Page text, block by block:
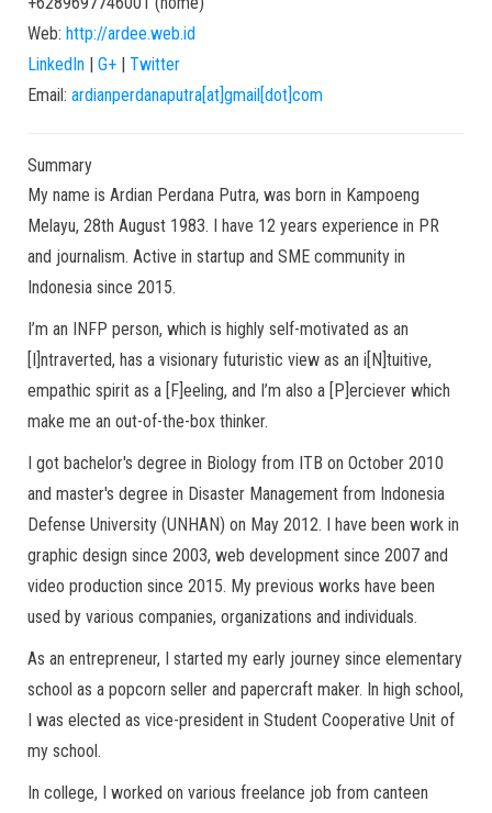
Web: http://ardee.web.id
LinkedIn | G+ | Twitter
Email: ardianperdanaputra[at]gmail[dot]com
Summary
My name is Ardian Perdana Putra, was born in Kampoeng
Melayu, 28th August 1983. I have 12 years experience in PR
and journalism. Active in startup and SME community in
Indonesia since 2015.
I’m an INFP person, which is highly self-motivated as an
[I]ntraverted, has a visionary futuristic view as an i[N]tuitive,
empathic spirit as a [F]eeling, and I’m also a [P]erciever which
make me an out-of-the-box thinker.
I got bachelor's degree in Biology from ITB on October 2010
and master's degree in Disaster Management from Indonesia
Defense University (UNHAN) on May 2012. I have been work in
graphic design since 2003, web development since 2007 and
video production since 2015. My previous works have been
used by various companies, organizations and individuals.
As an entrepreneur, I started my early journey since elementary
school as a popcorn seller and papercraft maker. In high school,
I was elected as vice-president in Student Cooperative Unit of
my school.
In college, I worked on various freelance job from canteen